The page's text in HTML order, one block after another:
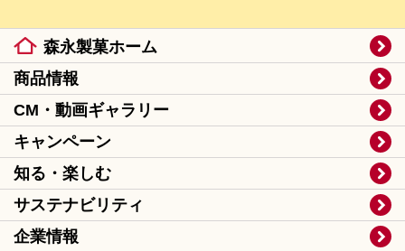
森永製菓ホーム
商品情報
CM・動画ギャラリー
キャンペーン
知る・楽しむ
サステナビリティ
企業情報